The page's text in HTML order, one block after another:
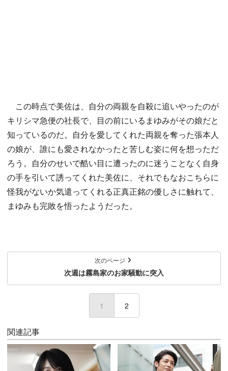
この時点で美佐は、自分の両親を自殺に追いやったのが
キリシマ急便の社長で、目の前にいるまゆみがその娘だと
知っているのだ。自分を愛してくれた両親を奪った張本人
の娘が、誰にも愛されなかったと苦しむ姿に何を想っただ
ろう。自分のせいで酷い目に遭ったのに迷うことなく自身
の手を引いて誘ってくれた美佐に、それでもなおこちらに
怪我がないか気遣ってくれる正真正銘の優しさに触れて、
まゆみも完敗を悟ったようだった。
次のページ
次週は霧島家のお家騒動に突入
1 (current)
2
関連記事